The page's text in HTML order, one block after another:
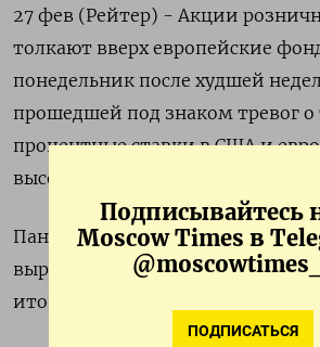
Подписывайтесь
Moscow Times в
ПОДПИСАТЬСЯ
27 фев (Рейтер) - Акции
толкают вверх европейские
понедельник после худшей
прошедшей под знаком тревог о
процентные ставки в США и
высокими в течении более
Панъевропейский индекс
вырос на 0,81%, после снижения
итогам прошлой недели.